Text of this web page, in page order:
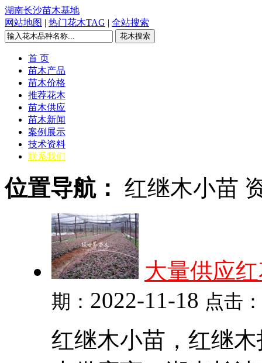
湖南长沙苗木基地
网站地图 | 热门花木TAG | 全站搜索
首 页
苗木产品
苗木价格
推荐花木
苗木供应
苗木新闻
案例展示
技术资料
联系我们
位置导航： 红继木小苗
大量供应
期： 2022-11-18 点击：
红继木小苗，红继